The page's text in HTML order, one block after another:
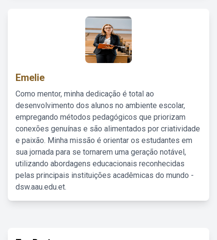
Emelie
Como mentor, minha dedicação é total ao
desenvolvimento dos alunos no ambiente escolar,
empregando métodos pedagógicos que priorizam
conexões genuínas e são alimentados por criatividade
e paixão. Minha missão é orientar os estudantes em
sua jornada para se tornarem uma geração notável,
utilizando abordagens educacionais reconhecidas
pelas principais instituições acadêmicas do mundo -
dsw.aau.edu.et.